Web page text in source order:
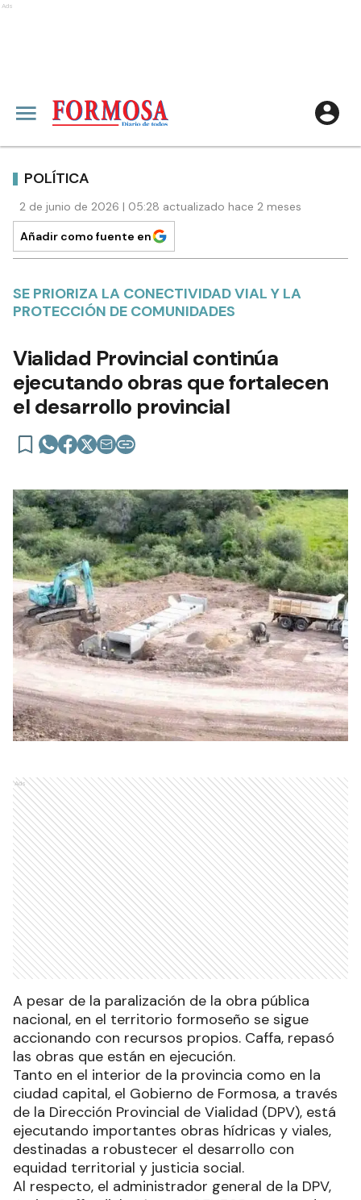
Ads
POLÍTICA
2 de junio de 2026 | 05:28 actualizado hace 2 meses
Añadir como fuente en
SE PRIORIZA LA CONECTIVIDAD VIAL Y LA
PROTECCIÓN DE COMUNIDADES
Vialidad Provincial continúa
ejecutando obras que fortalecen
el desarrollo provincial
Ads
A pesar de la paralización de la obra pública
nacional, en el territorio formoseño se sigue
accionando con recursos propios. Caffa, repasó
las obras que están en ejecución.
Tanto en el interior de la provincia como en la
ciudad capital, el Gobierno de Formosa, a través
de la Dirección Provincial de Vialidad (DPV), está
ejecutando importantes obras hídricas y viales,
destinadas a robustecer el desarrollo con
equidad territorial y justicia social.
Al respecto, el administrador general de la DPV,